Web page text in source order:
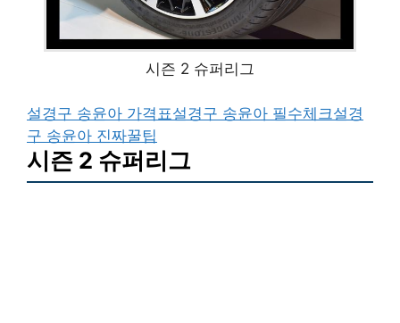
시즌 2 슈퍼리그
설경구 송윤아 가격표설경구 송윤아 필수체크설경
구 송윤아 진짜꿀팁
시즌 2 슈퍼리그